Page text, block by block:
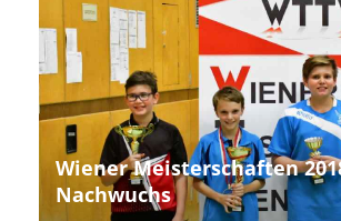
Wiener Meisterschaften
Nachwuchs